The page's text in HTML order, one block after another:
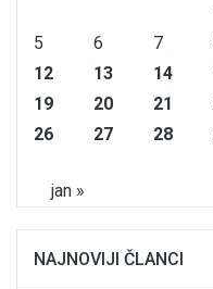
5
6 7
12
13 14
19
20 21
26
27 28
jan »
NAJNOVIJI ČLANCI